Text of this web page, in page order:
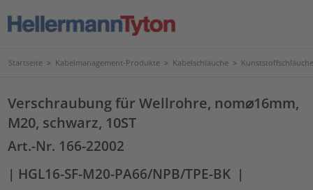
Startseite > Kabelmanagement-Produkte > Kabelschläuche >
Verschraubung für Wellrohre, nom⌀16mm,
M20, schwarz, 10ST
Art.-Nr. 166-22002
| HGL16-SF-M20-PA66/NPB/TPE-BK |